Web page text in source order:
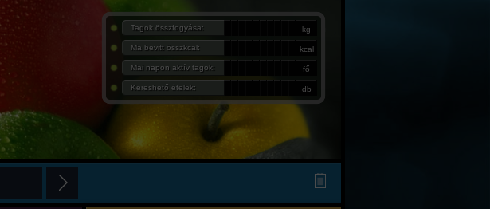
Tagok összfogyása: kg
Ma bevitt összkcal: kcal
Mai napon aktív tagok: fő
Kereshető ételek: db